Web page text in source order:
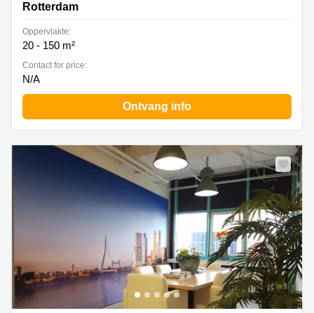
Rotterdam
Oppervlakte:
20 - 150 m²
Contact for price:
N/A
Ontvang info